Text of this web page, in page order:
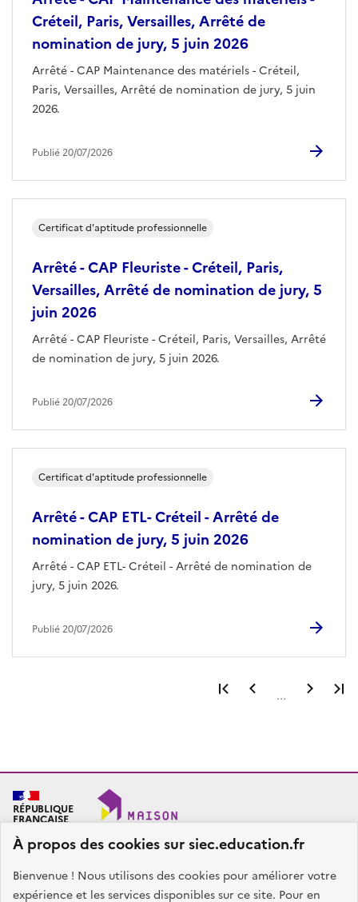
À propos des cookies sur siec.education.fr
Bienvenue ! Nous utilisons des cookies pour améliorer votre
expérience et les services disponibles sur ce site. Pour en
Créteil, Paris, Versailles, Arrêté de
nomination de jury, 5 juin 2026
Arrêté - CAP Maintenance des matériels - Créteil,
Paris, Versailles, Arrêté de nomination de jury, 5 juin
2026.
Publié 20/07/2026
Arrêté - CAP Fleuriste - Créteil, Paris,
Versailles, Arrêté de nomination de jury, 5
juin 2026
Arrêté - CAP Fleuriste - Créteil, Paris, Versailles, Arrêté
de nomination de jury, 5 juin 2026.
Certificat d'aptitude professionnelle
Publié 20/07/2026
Arrêté - CAP ETL- Créteil - Arrêté de
nomination de jury, 5 juin 2026
Arrêté - CAP ETL- Créteil - Arrêté de nomination de
jury, 5 juin 2026.
Certificat d'aptitude professionnelle
Publié 20/07/2026
Première page
Page
...
RÉPUBLIQUE
FRANÇAISE
SIEC - Maison des examens
Académies de Créteil, Paris et Versailles